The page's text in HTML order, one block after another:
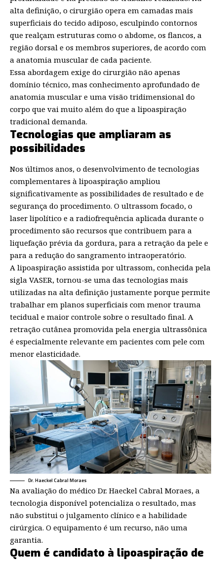
alta definição, o cirurgião opera em camadas mais
superficiais do tecido adiposo, esculpindo contornos
que realçam estruturas como o abdome, os flancos, a
região dorsal e os membros superiores, de acordo com
a anatomia muscular de cada paciente.
Essa abordagem exige do cirurgião não apenas
domínio técnico, mas conhecimento aprofundado de
anatomia muscular e uma visão tridimensional do
corpo que vai muito além do que a lipoaspiração
tradicional demanda.
Tecnologias que ampliaram as
possibilidades
Nos últimos anos, o desenvolvimento de tecnologias
complementares à lipoaspiração ampliou
significativamente as possibilidades de resultado e de
segurança do procedimento. O ultrassom focado, o
laser lipolítico e a radiofrequência aplicada durante o
procedimento são recursos que contribuem para a
liquefação prévia da gordura, para a retração da pele e
para a redução do sangramento intraoperatório.
A lipoaspiração assistida por ultrassom, conhecida pela
sigla VASER, tornou-se uma das tecnologias mais
utilizadas na alta definição justamente porque permite
trabalhar em planos superficiais com menor trauma
tecidual e maior controle sobre o resultado final. A
retração cutânea promovida pela energia ultrassônica
é especialmente relevante em pacientes com pele com
menor elasticidade.
Dr. Haeckel Cabral Moraes
Na avaliação do médico Dr. Haeckel Cabral Moraes, a
tecnologia disponível potencializa o resultado, mas
não substitui o julgamento clínico e a habilidade
cirúrgica. O equipamento é um recurso, não uma
garantia.
Quem é candidato à lipoaspiração de